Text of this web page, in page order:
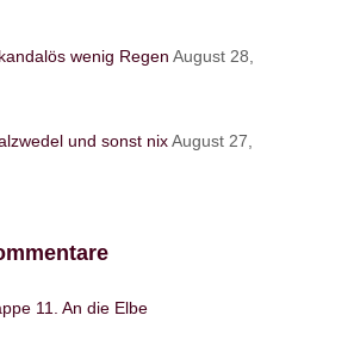
wenig Regen August 28,
und sonst nixAugust 27,
11. An die Elbe